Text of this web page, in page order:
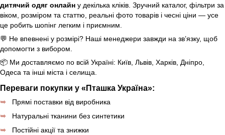
дитячий одяг онлайн у декілька кліків. Зручний каталог, фільтри за
віком, розміром та статтю, реальні фото товарів і чесні ціни — усе
це робить шопінг легким і приємним.
💬 Не впевнені у розмірі? Наші менеджери завжди на зв’язку, щоб
допомогти з вибором.
📦 Ми доставляємо по всій Україні: Київ, Львів, Харків, Дніпро,
Одеса та інші міста і селища.
Переваги покупки у «Пташка Україна»:
Прямі поставки від виробника
Натуральні тканини без синтетики
Постійні акції та знижки